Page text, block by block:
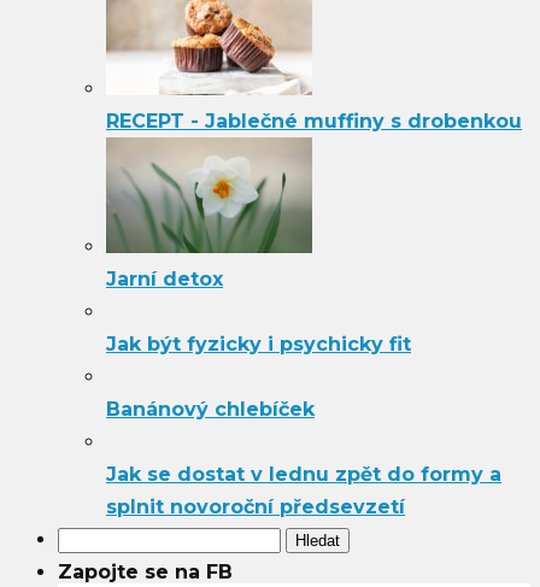
RECEPT - Jablečné muffiny s drobenkou
Jarní detox
Jak být fyzicky i psychicky fit
Banánový chlebíček
Jak se dostat v lednu zpět do formy a
splnit novoroční předsevzetí
Zapojte se na FB